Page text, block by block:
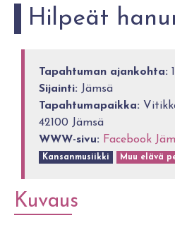
Hilpeät
Tapahtuman ajankohta:
Sijainti: Jämsä
Tapahtumapaikka:
42100 Jämsä
WWW-sivu: Facebook
Kansanmusiikki Muu elävä
Kuvaus